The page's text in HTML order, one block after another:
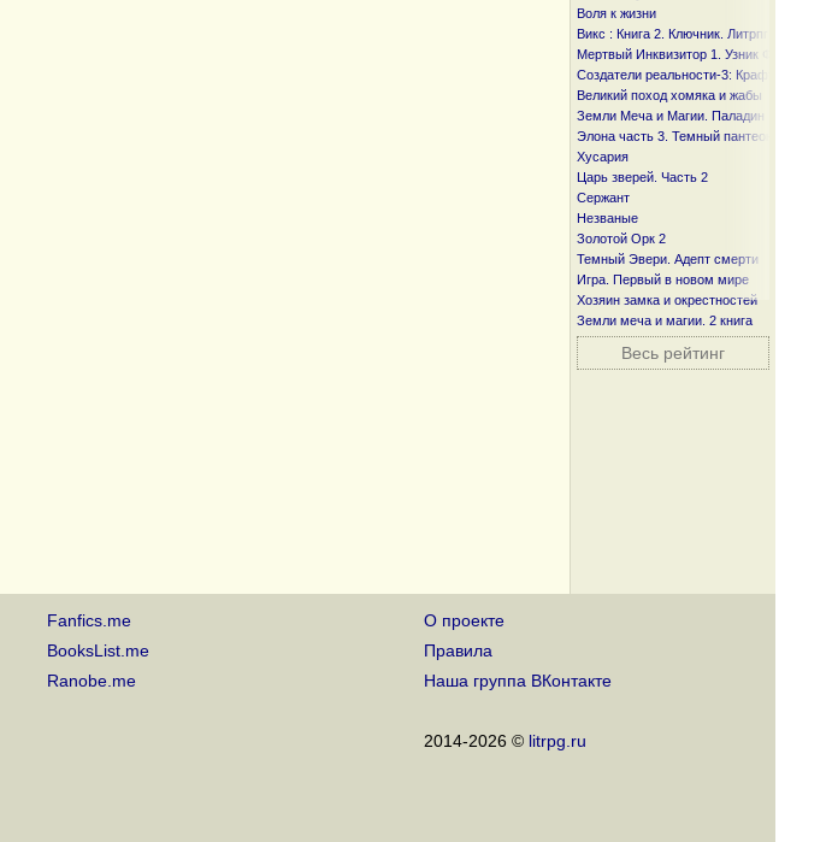
Воля к жизни
Викс : Книга 2. Ключник. Литрпг
Мертвый Инквизитор 1. Узник Фанмира
Создатели реальности-3: Крафтер
Великий поход хомяка и жабы
Земли Меча и Магии. Паладин
Элона часть 3. Темный пантеон
Хусария
Царь зверей. Часть 2
Сержант
Незваные
Золотой Орк 2
Темный Эвери. Адепт смерти
Игра. Первый в новом мире
Хозяин замка и окрестностей
Земли меча и магии. 2 книга
Весь рейтинг
Fanfics.me
BooksList.me
Ranobe.me
О проекте
Правила
Наша группа ВКонтакте
2014-2026 © litrpg.ru